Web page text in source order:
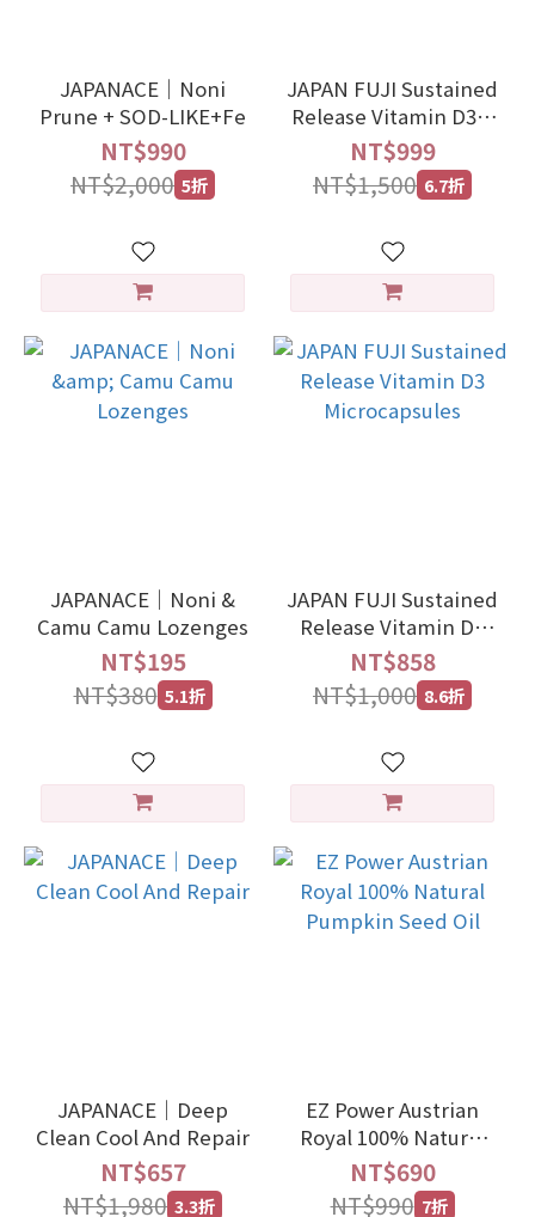
JAPANACE｜Noni
Prune + SOD-LIKE+Fe
NT$990
NT$2,000 5折
JAPAN FUJI Sustained
Release Vitamin D3 +
K2 Microcapsules
NT$999
NT$1,500 6.7折
JAPANACE｜Noni &
Camu Camu Lozenges
NT$195
NT$380 5.1折
JAPAN FUJI Sustained
Release Vitamin D3
Microcapsules
NT$858
NT$1,000 8.6折
JAPANACE｜Deep
Clean Cool And Repair
NT$657
NT$1,980 3.3折
EZ Power Austrian
Royal 100% Natural
Pumpkin Seed Oil
NT$690
NT$990 7折